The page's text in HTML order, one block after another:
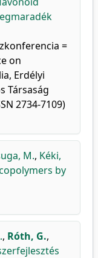
=
on
Erdélyi
Társaság
2734-7109)
M., Kéki,
by
, Róth, G.,